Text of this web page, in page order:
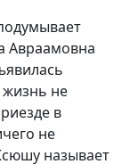
Авраамовна
жизнь не
в
не
называет